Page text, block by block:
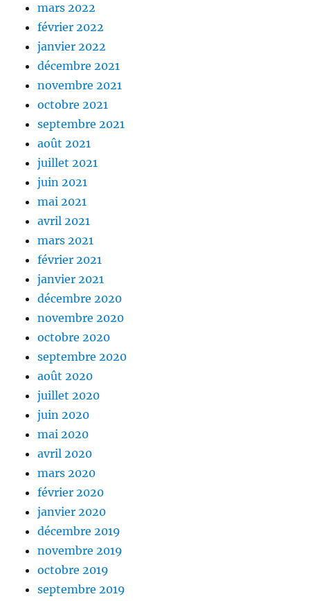
mars 2022
février 2022
janvier 2022
décembre 2021
novembre 2021
octobre 2021
septembre 2021
août 2021
juillet 2021
juin 2021
mai 2021
avril 2021
mars 2021
février 2021
janvier 2021
décembre 2020
novembre 2020
octobre 2020
septembre 2020
août 2020
juillet 2020
juin 2020
mai 2020
avril 2020
mars 2020
février 2020
janvier 2020
décembre 2019
novembre 2019
octobre 2019
septembre 2019